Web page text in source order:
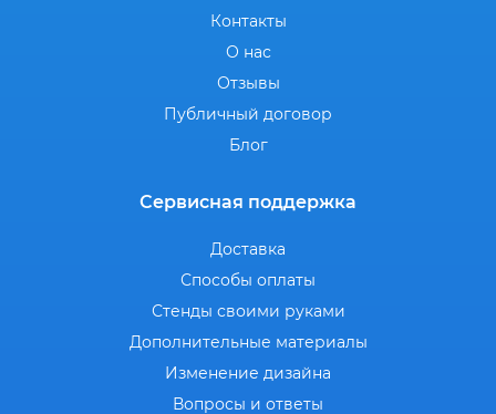
Контакты
О нас
Отзывы
Публичный договор
Блог
Сервисная поддержка
Доставка
Способы оплаты
Стенды своими руками
Дополнительные материалы
Изменение дизайна
Вопросы и ответы